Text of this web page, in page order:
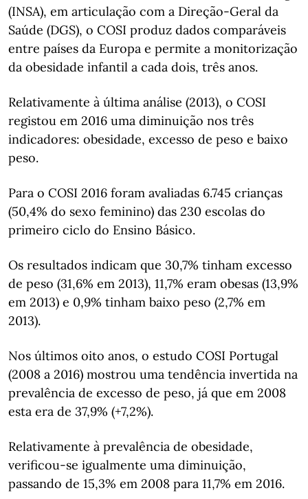
(INSA), em articulação com a Direção-Geral da
Saúde (DGS), o COSI produz dados comparáveis
entre países da Europa e permite a monitorização
da obesidade infantil a cada dois, três anos.
Relativamente à última análise (2013), o COSI
registou em 2016 uma diminuição nos três
indicadores: obesidade, excesso de peso e baixo
peso.
Para o COSI 2016 foram avaliadas 6.745 crianças
(50,4% do sexo feminino) das 230 escolas do
primeiro ciclo do Ensino Básico.
Os resultados indicam que 30,7% tinham excesso
de peso (31,6% em 2013), 11,7% eram obesas (13,9%
em 2013) e 0,9% tinham baixo peso (2,7% em
2013).
Nos últimos oito anos, o estudo COSI Portugal
(2008 a 2016) mostrou uma tendência invertida na
prevalência de excesso de peso, já que em 2008
esta era de 37,9% (+7,2%).
Relativamente à prevalência de obesidade,
verificou-se igualmente uma diminuição,
passando de 15,3% em 2008 para 11,7% em 2016.